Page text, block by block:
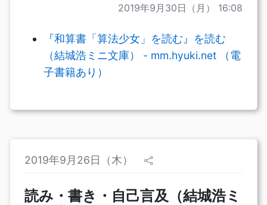
2019年9月30日（月） 16:08
『和算書「算法少女」を読む』を読む
（結城浩ミニ文庫） - mm.hyuki.net （電
子書籍あり）
2019年9月26日（木）
読み・書き・自己言及（結城浩ミ